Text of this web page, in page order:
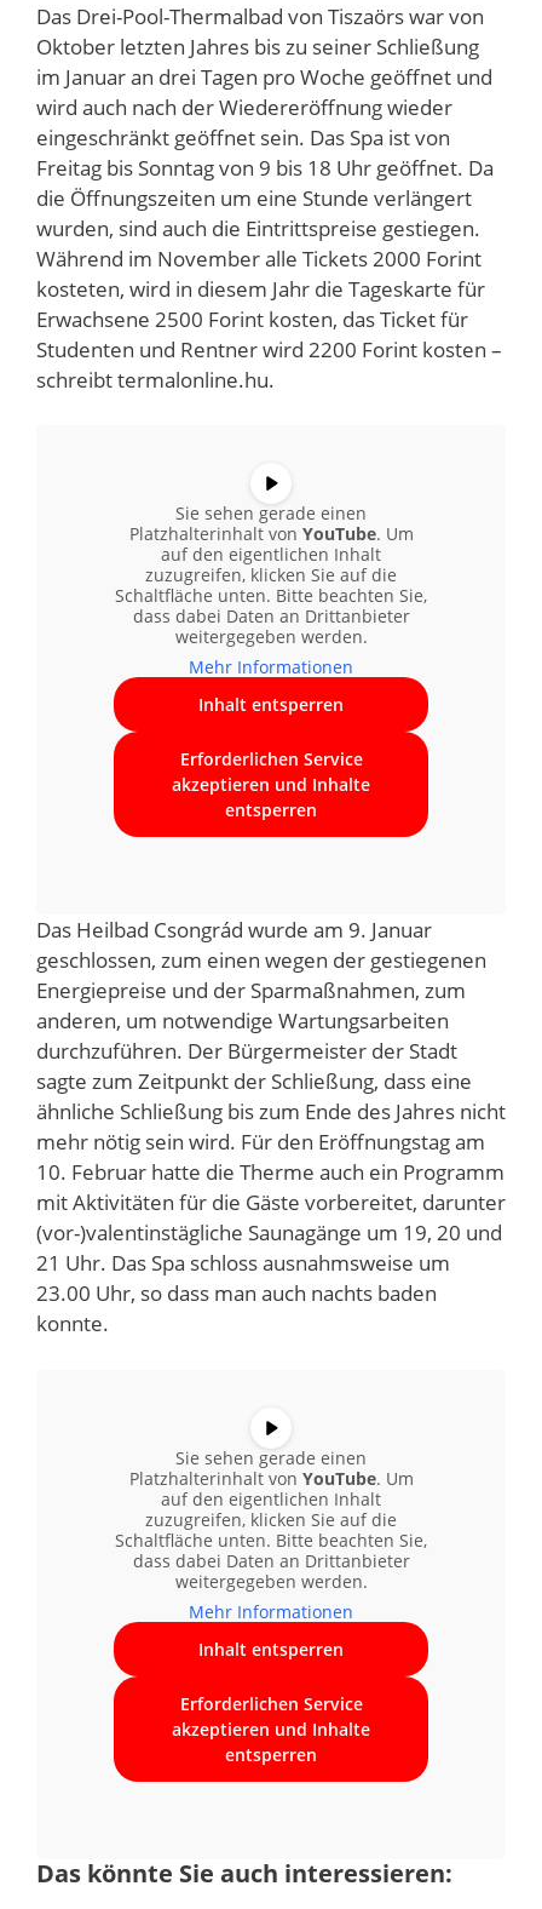
Das Drei-Pool-Thermalbad von Tiszaörs war von
Oktober letzten Jahres bis zu seiner Schließung
im Januar an drei Tagen pro Woche geöffnet und
wird auch nach der Wiedereröffnung wieder
eingeschränkt geöffnet sein. Das Spa ist von
Freitag bis Sonntag von 9 bis 18 Uhr geöffnet. Da
die Öffnungszeiten um eine Stunde verlängert
wurden, sind auch die Eintrittspreise gestiegen.
Während im November alle Tickets 2000 Forint
kosteten, wird in diesem Jahr die Tageskarte für
Erwachsene 2500 Forint kosten, das Ticket für
Studenten und Rentner wird 2200 Forint kosten –
schreibt termalonline.hu.
Sie sehen gerade einen
Platzhalterinhalt von YouTube. Um
auf den eigentlichen Inhalt
zuzugreifen, klicken Sie auf die
Schaltfläche unten. Bitte beachten Sie,
dass dabei Daten an Drittanbieter
weitergegeben werden.
Mehr Informationen
Inhalt entsperren
Erforderlichen Service
akzeptieren und Inhalte
entsperren
Das Heilbad Csongrád wurde am 9. Januar
geschlossen, zum einen wegen der gestiegenen
Energiepreise und der Sparmaßnahmen, zum
anderen, um notwendige Wartungsarbeiten
durchzuführen. Der Bürgermeister der Stadt
sagte zum Zeitpunkt der Schließung, dass eine
ähnliche Schließung bis zum Ende des Jahres nicht
mehr nötig sein wird. Für den Eröffnungstag am
10. Februar hatte die Therme auch ein Programm
mit Aktivitäten für die Gäste vorbereitet, darunter
(vor-)valentinstägliche Saunagänge um 19, 20 und
21 Uhr. Das Spa schloss ausnahmsweise um
23.00 Uhr, so dass man auch nachts baden
konnte.
Sie sehen gerade einen
Platzhalterinhalt von YouTube. Um
auf den eigentlichen Inhalt
zuzugreifen, klicken Sie auf die
Schaltfläche unten. Bitte beachten Sie,
dass dabei Daten an Drittanbieter
weitergegeben werden.
Mehr Informationen
Inhalt entsperren
Erforderlichen Service
akzeptieren und Inhalte
entsperren
Das könnte Sie auch interessieren: